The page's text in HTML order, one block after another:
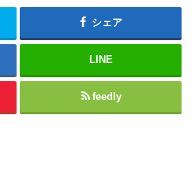
シェア
LINE
feedly